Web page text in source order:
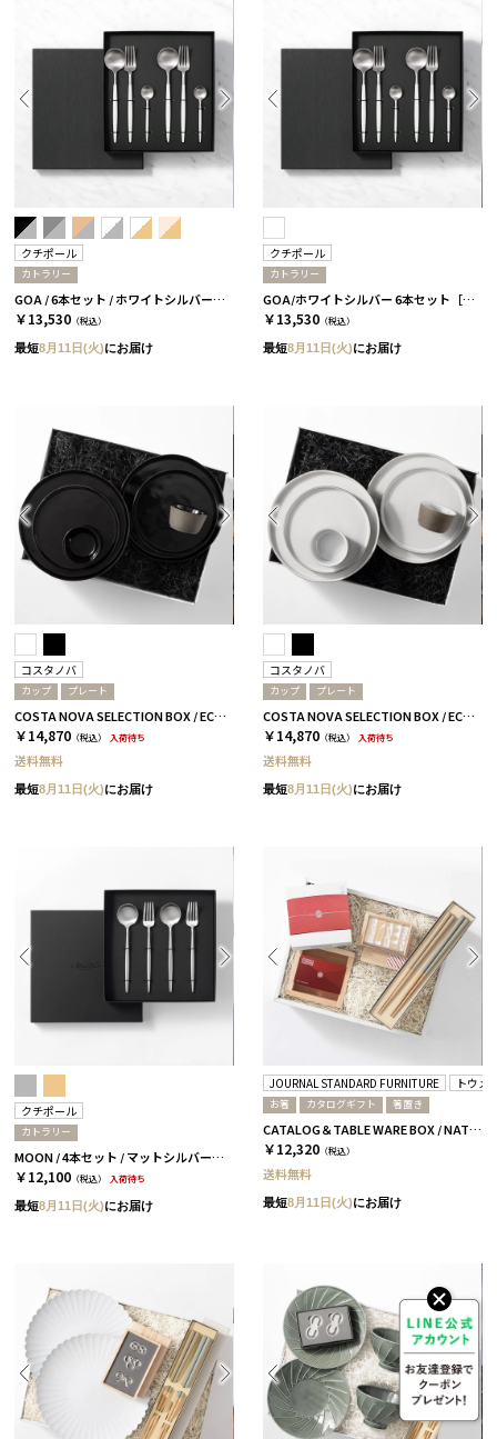
クチポール
カトラリー
GOA / 6本セット / ホワイトシルバー［クチポール］
￥13,530 （税込）
最短8月11日(火)にお届け
クチポール
カトラリー
GOA/ホワイトシルバー 6本セット［クチポール］
￥13,530 （税込）
最短8月11日(火)にお届け
コスタノバ
カップ プレート
COSTA NOVA SELECTION BOX / ECOGRES / ブラック［コスタノバ］
￥14,870 （税込） 入荷待ち
送料無料
最短8月11日(火)にお届け
コスタノバ
カップ プレート
COSTA NOVA SELECTION BOX / ECOGRES / ホワイト［コスタノバ］
￥14,870 （税込） 入荷待ち
送料無料
最短8月11日(火)にお届け
クチポール
カトラリー
MOON / 4本セット / マットシルバー［クチポール］
￥12,100 （税込） 入荷待ち
最短8月11日(火)にお届け
JOURNAL STANDARD FURNITURE トウメ
お箸 カタログギフト 箸置き
CATALOG＆TABLE WARE BOX / NATURAL / 浜色＆雲色 / 椿
￥12,320 （税込）
送料無料
最短8月11日(火)にお届け